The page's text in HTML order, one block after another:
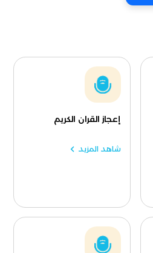
إعجاز القران الكريم
شاهد المزيد